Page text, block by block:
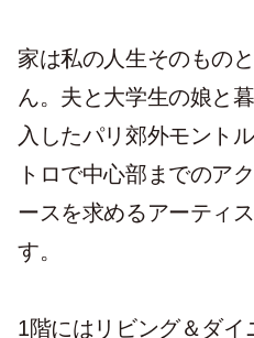
家は私の人生そのもの
ん。夫と大学生の娘と
入したパリ郊外モント
トロで中心部までのア
ースを求めるアーティ
す。
1階にはリビング＆ダ